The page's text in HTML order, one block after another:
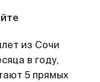
из Сочи
в году,
5 прямых